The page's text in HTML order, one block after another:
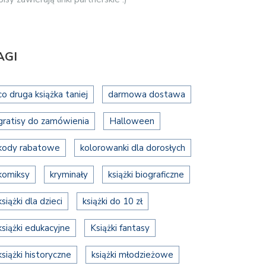
druga książka taniej darmowa dostawa
do zamówienia Halloween
rabatowe kolorowanki dla dorosłych
kryminały książki biograficzne
dla dzieci książki do 10 zł
edukacyjne Książki fantasy
historyczne książki młodzieżowe